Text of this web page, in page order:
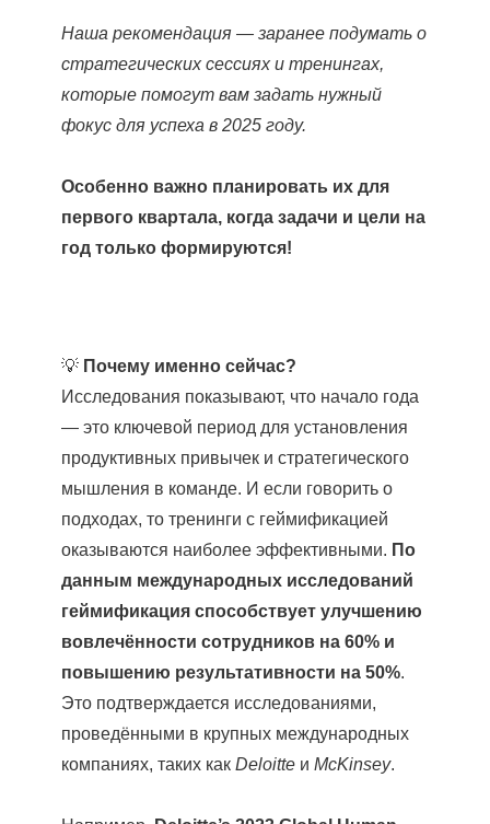
Наша рекомендация — заранее подумать о
стратегических сессиях и тренингах,
которые помогут вам задать нужный
фокус для успеха в 2025 году.
Особенно важно планировать их для
первого квартала, когда задачи и цели на
год только формируются!
💡 Почему именно сейчас?
Исследования показывают, что начало года
— это ключевой период для установления
продуктивных привычек и стратегического
мышления в команде. И если говорить о
подходах, то тренинги с геймификацией
оказываются наиболее эффективными. По
данным международных исследований
геймификация способствует улучшению
вовлечённости сотрудников на 60% и
повышению результативности на 50%.
Это подтверждается исследованиями,
проведёнными в крупных международных
компаниях, таких как Deloitte и McKinsey.